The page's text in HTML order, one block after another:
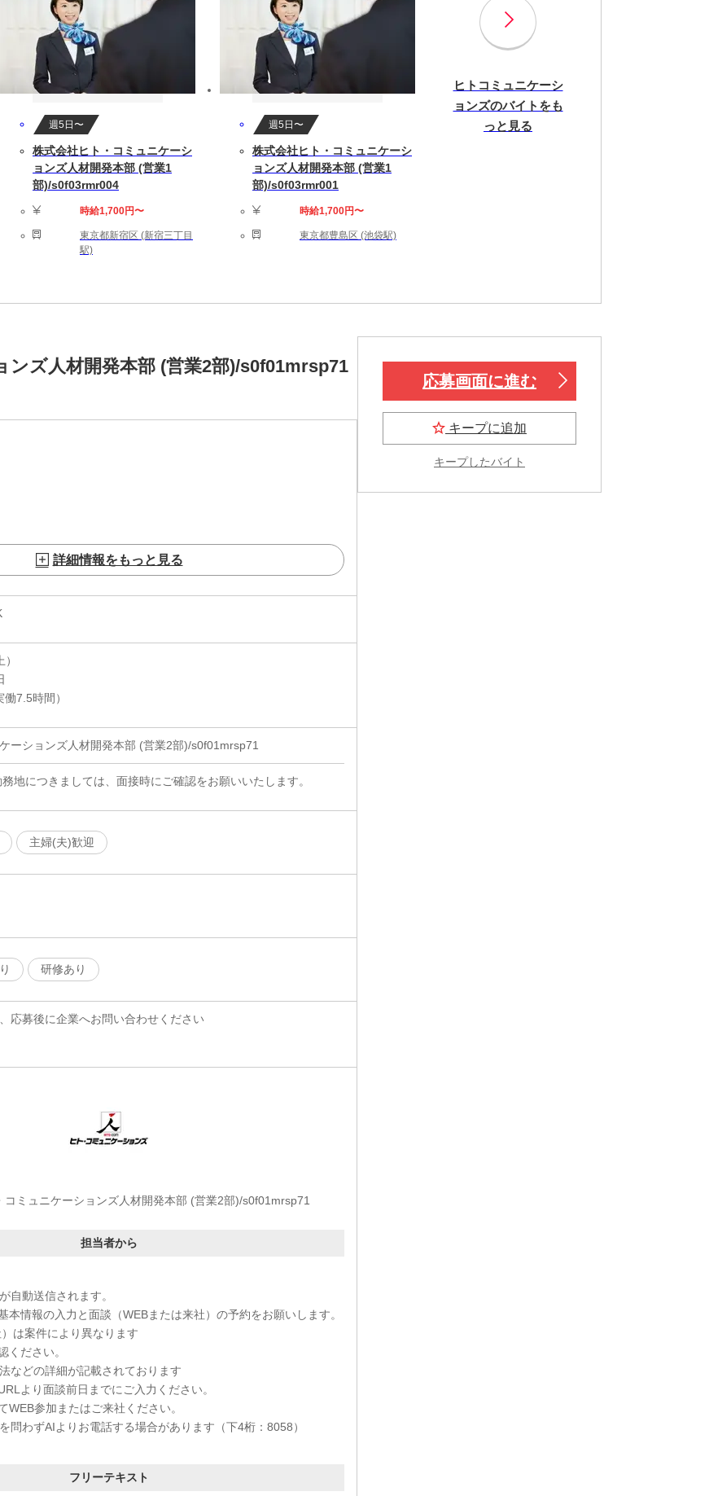
週5日〜
株式会社ヒト・コミュニケーシ
ョンズ人材開発本部 (営業1
部)/s0f03rmr004
時給1,700円〜
東京都新宿区 (新宿三丁目
駅)
週5日〜
株式会社ヒト・コミュニケーシ
ョンズ人材開発本部 (営業1
部)/s0f03rmr001
時給1,700円〜
東京都豊島区 (池袋駅)
ヒトコミュニケーシ
ョンズのバイトをも
っと見る
ズ人材開発本部 (営業2部)/s0f01mrsp71
詳細情報をもっと見る
7.5時間）
ーションズ人材開発本部 (営業2部)/s0f01mrsp71
地につきましては、面接時にご確認をお願いいたします。
主婦(夫)歓迎
研修あり
応募後に企業へお問い合わせください
コミュニケーションズ人材開発本部 (営業2部)/s0f01mrsp71
担当者から
自動送信されます。
本情報の入力と面談（WEBまたは来社）の予約をお願いします。
は案件により異なります
ください。
などの詳細が記載されております
より面談前日までにご入力ください。
WEB参加またはご来社ください。
問わずAIよりお電話する場合があります（下4桁：8058）
フリーテキスト
応募画面に進む
キープに追加
キープしたバイト